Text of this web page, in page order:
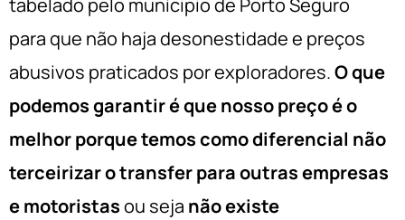
tabelado pelo munícipio de Porto Seguro
para que não haja desonestidade e preços
abusivos praticados por exploradores.O que
podemos garantir é que nosso preço é o
melhor porque temos como diferencial não
terceirizar o transfer para outras empresas
e motoristasou seja não existe